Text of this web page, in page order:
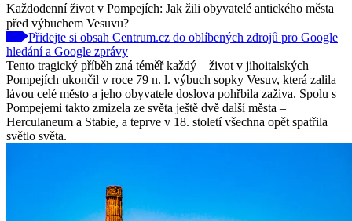
Každodenní život v Pompejích: Jak žili obyvatelé antického města
před výbuchem Vesuvu?
Přidejte si obsah Centrum.cz do oblíbených zdrojů pro Google
hledání a Google zprávy
Tento tragický příběh zná téměř každý – život v jihoitalských
Pompejích ukončil v roce 79 n. l. výbuch sopky Vesuv, která zalila
lávou celé město a jeho obyvatele doslova pohřbila zaživa. Spolu s
Pompejemi takto zmizela ze světa ještě dvě další města –
Herculaneum a Stabie, a teprve v 18. století všechna opět spatřila
světlo světa.